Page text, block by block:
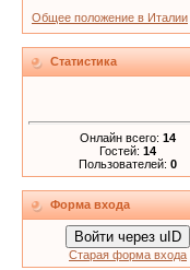
Общее положение в Италии
Статистика
Онлайн всего: 14
Гостей: 14
Пользователей: 0
Форма входа
Войти через uID
Старая форма входа